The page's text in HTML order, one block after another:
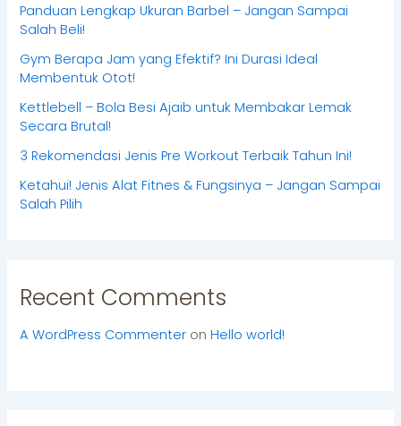
Panduan Lengkap Ukuran Barbel – Jangan Sampai
Salah Beli!
Gym Berapa Jam yang Efektif? Ini Durasi Ideal
Membentuk Otot!
Kettlebell – Bola Besi Ajaib untuk Membakar Lemak
Secara Brutal!
3 Rekomendasi Jenis Pre Workout Terbaik Tahun Ini!
Ketahui! Jenis Alat Fitnes & Fungsinya – Jangan Sampai
Salah Pilih
Recent Comments
A WordPress Commenter onHello world!